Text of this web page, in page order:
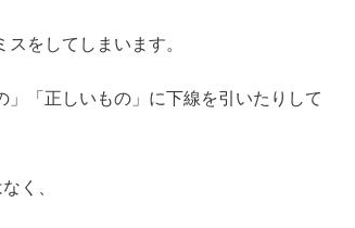
をしてしまいます。
「正しいもの」に下線を引いたりして
く、